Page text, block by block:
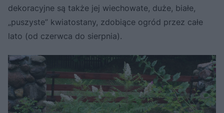
dekoracyjne są także jej wiechowate, duże, białe,
„puszyste” kwiatostany, zdobiące ogród przez całe
lato (od czerwca do sierpnia).